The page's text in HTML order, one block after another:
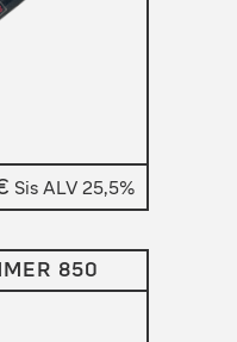
Sis ALV 25,5%
850